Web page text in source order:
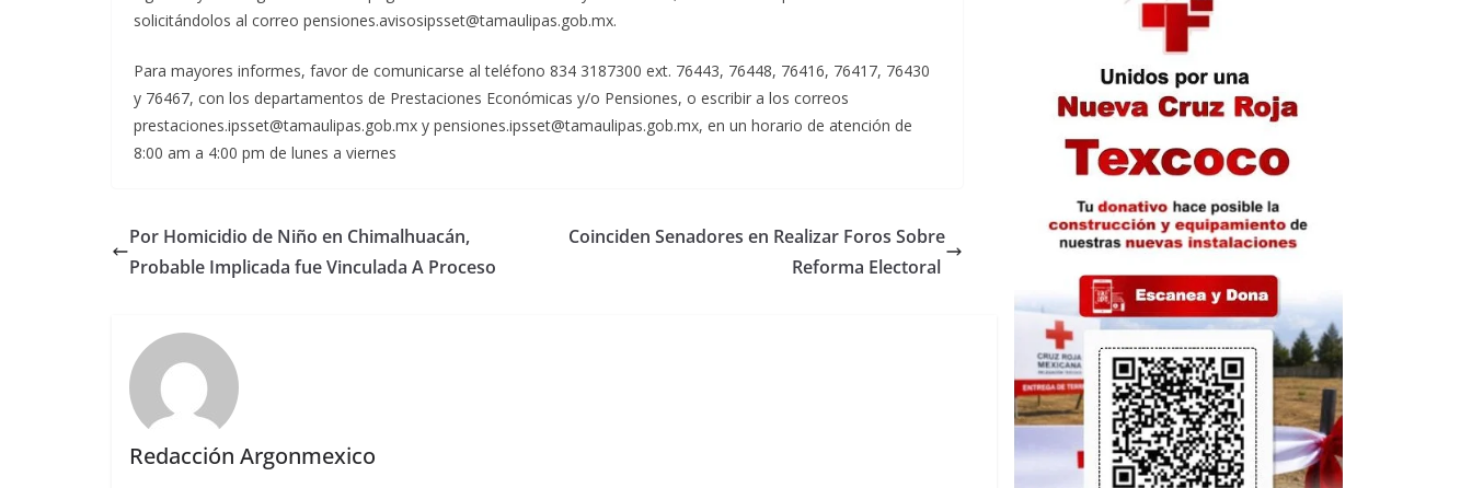
solicitándolos al correo pensiones.avisosipsset@tamaulipas.gob.mx.
Para mayores informes, favor de comunicarse al teléfono 834 3187300 ext. 76443, 76448, 76416, 76417, 76430
y 76467, con los departamentos de Prestaciones Económicas y/o Pensiones, o escribir a los correos
prestaciones.ipsset@tamaulipas.gob.mx y pensiones.ipsset@tamaulipas.gob.mx, en un horario de atención de
8:00 am a 4:00 pm de lunes a viernes
Por Homicidio de Niño en Chimalhuacán,
Probable Implicada fue Vinculada A Proceso
Coinciden Senadores en Realizar Foros Sobre
Reforma Electoral
Redacción Argonmexico